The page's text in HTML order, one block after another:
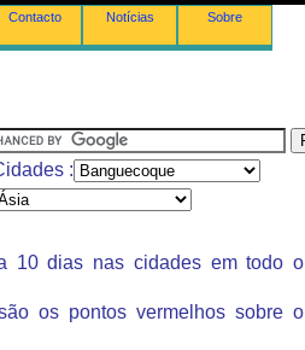
Contacto Notícias Sobre
:
10 dias nas cidades em todo o
os pontos vermelhos sobre o